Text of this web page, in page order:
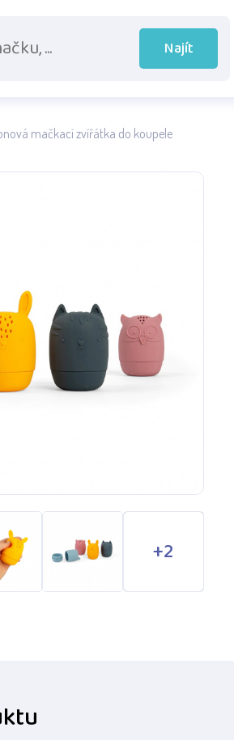
Najít
mačkací zvířátka do koupele